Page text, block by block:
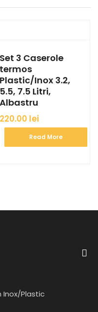
Set 3 Caserole
termos
Plastic/Inox 3.2,
5.5, 7.5 Litri,
Albastru
220.00 lei
Read More
Inox/Plastic